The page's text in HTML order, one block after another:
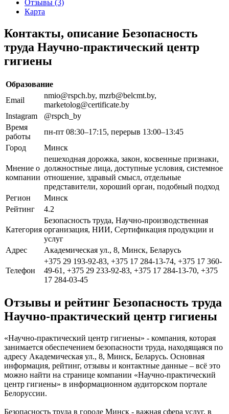
Отзывы (3)
Карта
Контакты, описание Безопасность
труда Научно-практический центр
гигиены
Образование
Email
nmio@rspch.by, mzrb@belcmt.by,
marketolog@certificate.by
Instagram
@rspch_by
Время
работы
пн-пт 08:30–17:15, перерыв 13:00–13:45
Город
Минск
Мнение о
компании
пешеходная дорожка, закон, косвенные признаки,
должностные лица, доступные условия, системное
отношение, здравый смысл, отдельные
представители, хороший орган, подобный подход
Регион
Минск
Рейтинг
4.2
Категория
Безопасность труда, Научно-производственная
организация, НИИ, Сертификация продукции и
услуг
Адрес
Академическая ул., 8, Минск, Беларусь
Телефон
+375 29 193-92-83, +375 17 284-13-74, +375 17 360-
49-61, +375 29 233-92-83, +375 17 284-13-70, +375
17 284-03-45
Отзывы и рейтинг Безопасность труда
Научно-практический центр гигиены
«Научно-практический центр гигиены» - компания, которая
занимается обеспечением безопасности труда, находящаяся по
адресу Академическая ул., 8, Минск, Беларусь. Основная
информация, рейтинг, отзывы и контактные данные – всё это
можно найти на странице компании «Научно-практический
центр гигиены» в информационном аудиторском портале
Белоруссии.
Безопасность труда в городе Минск - важная сфера услуг, в